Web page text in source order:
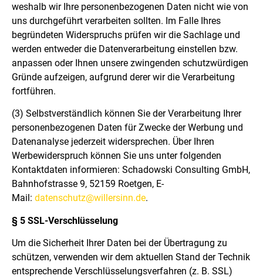
weshalb wir Ihre personenbezogenen Daten nicht wie von
uns durchgeführt verarbeiten sollten. Im Falle Ihres
begründeten Widerspruchs prüfen wir die Sachlage und
werden entweder die Datenverarbeitung einstellen bzw.
anpassen oder Ihnen unsere zwingenden schutzwürdigen
Gründe aufzeigen, aufgrund derer wir die Verarbeitung
fortführen.
(3) Selbstverständlich können Sie der Verarbeitung Ihrer
personenbezogenen Daten für Zwecke der Werbung und
Datenanalyse jederzeit widersprechen. Über Ihren
Werbewiderspruch können Sie uns unter folgenden
Kontaktdaten informieren: Schadowski Consulting GmbH,
Bahnhofstrasse 9, 52159 Roetgen, E-
Mail: datenschutz@willersinn.de.
§ 5 SSL-Verschlüsselung
Um die Sicherheit Ihrer Daten bei der Übertragung zu
schützen, verwenden wir dem aktuellen Stand der Technik
entsprechende Verschlüsselungsverfahren (z. B. SSL)